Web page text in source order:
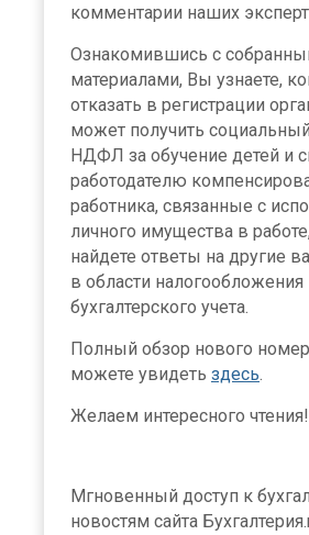
комментарии наших
Ознакомившись с
материалами, Вы узнаете,
отказать в регистрации
может получить
НДФЛ за обучение детей и
работодателю
работника, связанные с
личного имущества в
найдете ответы на другие
в области налогообложения
бухгалтерского учета.
Полный обзор нового
можете увидеть здесь.
Желаем интересного чтения!
Мгновенный доступ к
новостям сайта